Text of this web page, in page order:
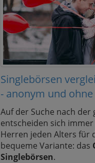
Singlebörsen
- anonym und
Auf der Suche nach der
entscheiden sich
Herren jeden Alters für
bequeme Variante: das
Singlebörsen.